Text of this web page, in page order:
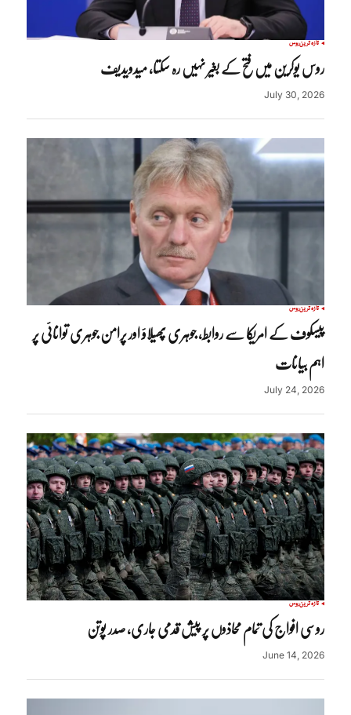
تازہ ترینروس
روس یوکرین میں فتح کے بغیر نہیں رہ سکتا، میدویدیف
July 30, 2026
تازہ ترینروس
پیسکوف کے امریکا سے روابط، جوہری پھیلاؤ اور پرامن جوہری توانائی پر
اہم بیانات
July 24, 2026
تازہ ترینروس
روسی افواج کی تمام محاذوں پر پیش قدمی جاری، صدر پوتن
June 14, 2026